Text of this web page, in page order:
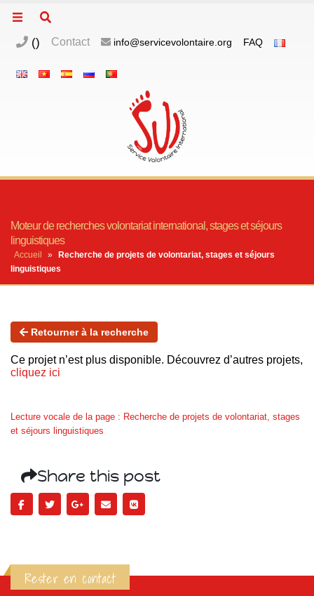
() Contact info@servicevolontaire.org FAQ
Moteur de recherches volontariat international, stages et séjours
linguistiques
Accueil »
Recherche de projets de volontariat, stages et séjours
linguistiques
Retourner à la recherche
Ce projet n’est plus disponible. Découvrez d’autres projets,
cliquez ici
Lecture vocale de la page : Recherche de projets de volontariat, stages
et séjours linguistiques
Share this post
Rester en contact